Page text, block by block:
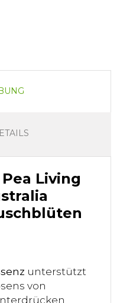
Living
unterstützt
von